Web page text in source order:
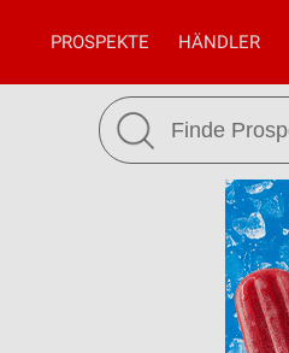
PROSPEKTE HÄNDLER